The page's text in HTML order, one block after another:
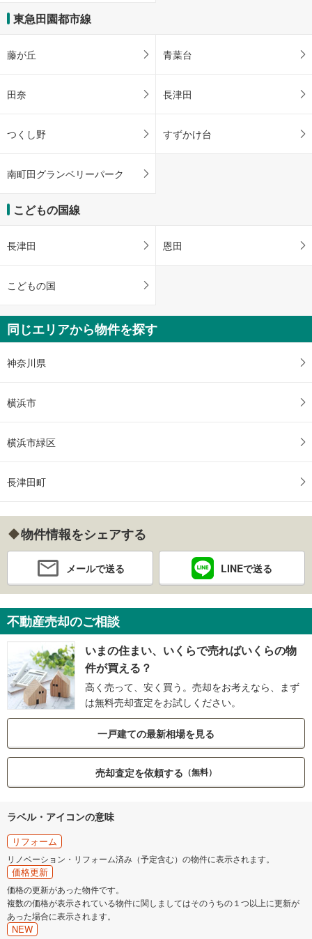
東急田園都市線
藤が丘 青葉台
田奈 長津田
つくし野 すずかけ台
南町田グランベリーパーク
こどもの国線
長津田 恩田
こどもの国
同じエリアから物件を探す
神奈川県
横浜市
横浜市緑区
長津田町
物件情報をシェアする
メールで送る LINEで送る
不動産売却のご相談
いまの住まい、いくらで売ればいくらの物
件が買える？
高く売って、安く買う。売却をお考えなら、まず
は無料売却査定をお試しください。
一戸建ての最新相場を見る
売却査定を依頼する （無料）
ラベル・アイコンの意味
リフォーム
リノベーション・リフォーム済み（予定含む）の物件に表示されます。
価格更新
価格の更新があった物件です。
複数の価格が表示されている物件に関しましてはそのうちの１つ以上に更新が
あった場合に表示されます。
NEW